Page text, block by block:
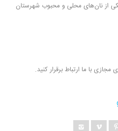
از نان‌های محلی و محبوب شهرستان
با ما ارتباط برقرار کنید.